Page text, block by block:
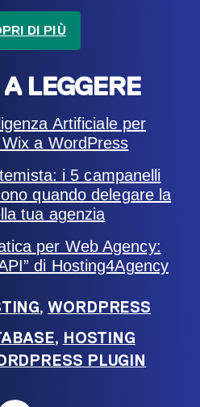
DI PIÙ
LEGGERE
Artificiale per
a WordPress
i 5 campanelli
quando delegare la
tua agenzia
per Web Agency:
di Hosting4Agency
, WORDPRESS
, HOSTING
PLUGIN